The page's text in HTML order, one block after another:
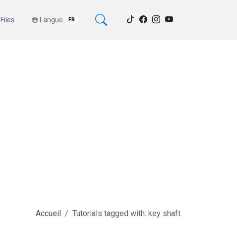
Files Langue FR
Accueil Tutorials tagged with: key shaft